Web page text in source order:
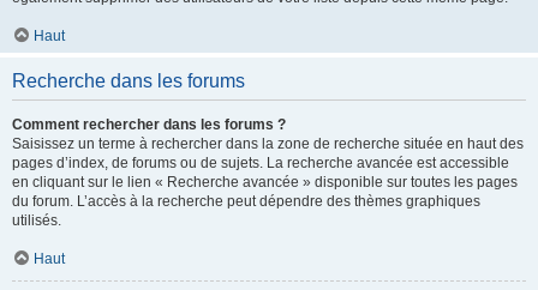
Haut
Recherche dans les forums
Comment rechercher dans les forums ?
Saisissez un terme à rechercher dans la zone de recherche située en haut des
pages d’index, de forums ou de sujets. La recherche avancée est accessible
en cliquant sur le lien « Recherche avancée » disponible sur toutes les pages
du forum. L’accès à la recherche peut dépendre des thèmes graphiques
utilisés.
Haut